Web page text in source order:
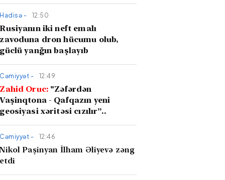
Hadisə - 12:50
Rusiyanın iki neft emalı
zavoduna dron hücumu olub,
güclü yanğın başlayıb
Cəmiyyət - 12:49
Zahid Oruc: "Zəfərdən
Vaşinqtona - Qafqazın yeni
geosiyasi xəritəsi cızılır”..
Cəmiyyət - 12:46
Nikol Paşinyan İlham Əliyevə zəng
etdi